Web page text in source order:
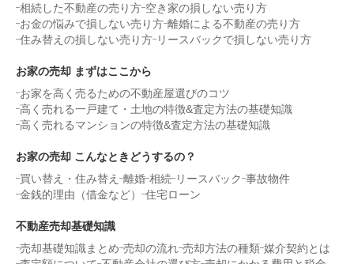
相続した不動産の売り方 空き家の損しない売り方
お金の悩みで損しない売り方 離婚による不動産の売り方
住み替えの損しない売り方 リースバックで損しない売り方
お家の売却 まずはここから
お家を高く売るための不動産屋選びのコツ
高く売れる一戸建て・土地の特徴&査定方法の基礎知識
高く売れるマンションの特徴&査定方法の基礎知識
お家の売却 こんなときどうするの？
買い替え・住み替え
離婚 相続 リースバック 事故物件
金銭的理由（借金など）
住宅ローン
不動産売却基礎知識
売却基礎知識まとめ 売却の流れ 売却方法の種類 媒介契約とは